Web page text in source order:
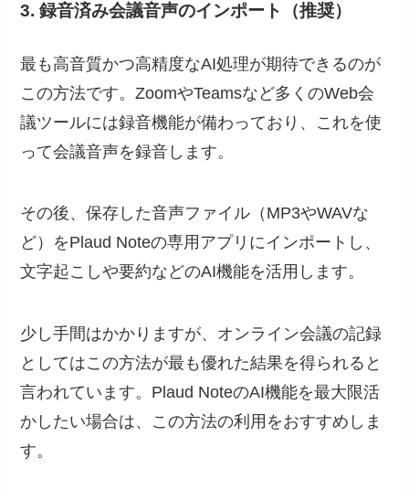
3. 録音済み会議音声のインポート（推奨）
最も高音質かつ高精度なAI処理が期待できるのが
この方法です。ZoomやTeamsなど多くのWeb会
議ツールには録音機能が備わっており、これを使
って会議音声を録音します。
その後、保存した音声ファイル（MP3やWAVな
ど）をPlaud Noteの専用アプリにインポートし、
文字起こしや要約などのAI機能を活用します。
少し手間はかかりますが、オンライン会議の記録
としてはこの方法が最も優れた結果を得られると
言われています。Plaud NoteのAI機能を最大限活
かしたい場合は、この方法の利用をおすすめしま
す。